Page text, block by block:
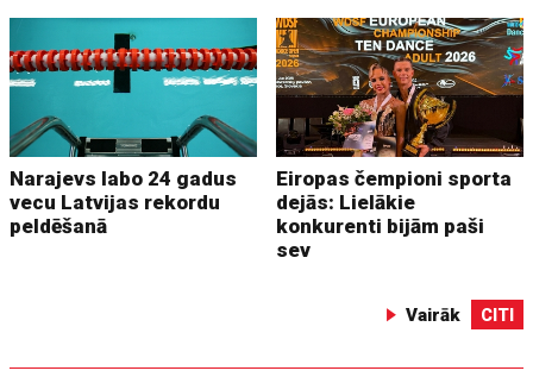
Narajevs labo 24 gadus
vecu Latvijas rekordu
peldēšanā
Eiropas čempioni sporta
dejās: Lielākie
konkurenti bijām paši
sev
Vairāk CITI